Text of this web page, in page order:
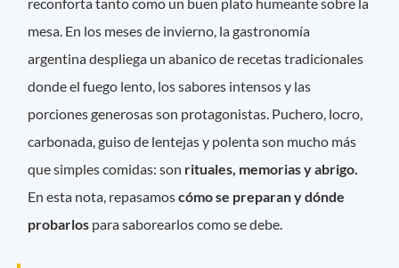
mesa. En los meses de invierno, la gastronomía
argentina despliega un abanico de recetas tradicionales
donde el fuego lento, los sabores intensos y las
porciones generosas son protagonistas. Puchero, locro,
carbonada, guiso de lentejas y polenta son mucho más
que simples comidas: son rituales, memorias y abrigo.
En esta nota, repasamoscómo se preparan y dónde
probarlos para saborearlos como se debe.